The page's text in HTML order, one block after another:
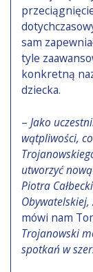
sam
tyle
konkretną
dziecka.
– Jako
wątpliwości,
utworzyć
Piotra
mówi nam
Trojanowski
spotkań w